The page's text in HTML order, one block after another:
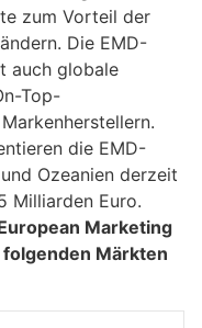
zum Vorteil der
Die EMD-
auch globale
Top-
die EMD-
Ozeanien derzeit
Milliarden Euro.
Marketing
Märkten